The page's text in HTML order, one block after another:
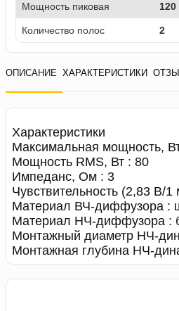
Мощность пиковая 120
Количество полос 2
ОПИСАНИЕ ХАРАКТЕРИСТИКИ
Характеристики
Максимальная мощность,
Мощность RMS, Вт : 80
Импеданс, Ом : 3
Чувствительность (2,83 В/
Материал ВЧ-диффузора :
Материал НЧ-диффузора :
Монтажный диаметр НЧ-
Монтажная глубина НЧ-